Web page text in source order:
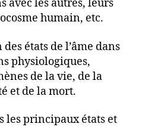
avec les autres, leurs
humain, etc.
états de l’âme dans
physiologiques,
de la vie, de la
et de la mort.
les principaux états et